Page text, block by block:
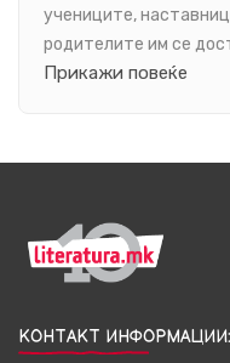
учениците,
родителите им се
квалитетни и
Прикажи повеќе
КОНТАКТ ИНФОРМАЦИИ: